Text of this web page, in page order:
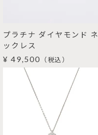
プラチナ ダイヤモンド ネ
ックレス
¥ 49,500 （税込）